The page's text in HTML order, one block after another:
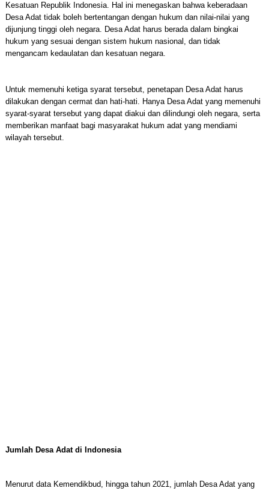
Kesatuan Republik Indonesia. Hal ini menegaskan bahwa keberadaan
Desa Adat tidak boleh bertentangan dengan hukum dan nilai-nilai yang
dijunjung tinggi oleh negara. Desa Adat harus berada dalam bingkai
hukum yang sesuai dengan sistem hukum nasional, dan tidak
mengancam kedaulatan dan kesatuan negara.
Untuk memenuhi ketiga syarat tersebut, penetapan Desa Adat harus
dilakukan dengan cermat dan hati-hati. Hanya Desa Adat yang memenuhi
syarat-syarat tersebut yang dapat diakui dan dilindungi oleh negara, serta
memberikan manfaat bagi masyarakat hukum adat yang mendiami
wilayah tersebut.
Jumlah Desa Adat di Indonesia
Menurut data Kemendikbud, hingga tahun 2021, jumlah Desa Adat yang